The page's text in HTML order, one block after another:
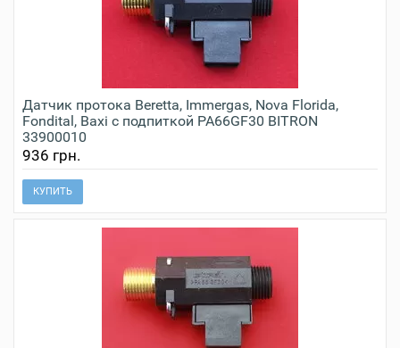
Датчик протока Beretta, Immergas, Nova Florida,
Fondital, Baxi с подпиткой PA66GF30 BITRON
33900010
936 грн.
КУПИТЬ